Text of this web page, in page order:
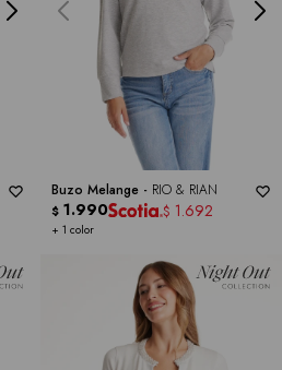
Buzo Melange - RIO & RIAN
+ 1 color
$ 1.990 $ 1.692